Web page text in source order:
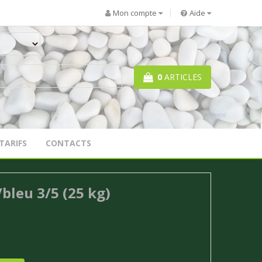
Mon compte Aide
0 ARTICLES
CONTACTS
3/5 (25 kg)